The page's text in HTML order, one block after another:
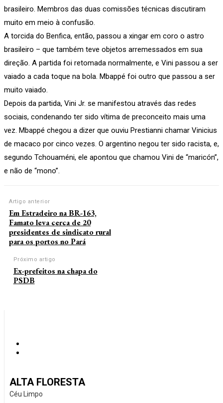
brasileiro. Membros das duas comissões técnicas discutiram
muito em meio à confusão.
A torcida do Benfica, então, passou a xingar em coro o astro
brasileiro – que também teve objetos arremessados em sua
direção. A partida foi retomada normalmente, e Vini passou a ser
vaiado a cada toque na bola. Mbappé foi outro que passou a ser
muito vaiado.
Depois da partida, Vini Jr. se manifestou através das redes
sociais, condenando ter sido vítima de preconceito mais uma
vez. Mbappé chegou a dizer que ouviu Prestianni chamar Vinicius
de macaco por cinco vezes. O argentino negou ter sido racista, e,
segundo Tchouaméni, ele apontou que chamou Vini de “maricón”,
e não de “mono”.
Artigo anterior
Em Estradeiro na BR-163,
Famato leva cerca de 20
presidentes de sindicato rural
para os portos no Pará
Próximo artigo
Ex-prefeitos na chapa do
PSDB
ALTA FLORESTA
Céu Limpo